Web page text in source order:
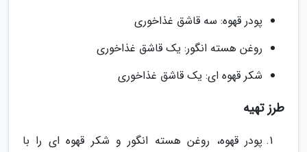
پودر قهوه: سه قاشق غذاخوری
روغن هسته انگور: یک قاشق غذاخوری
شکر قهوه ای: یک قاشق غذاخوری
طرز تهیه
پودر قهوه، روغن هسته انگور و شکر قهوه ای را با